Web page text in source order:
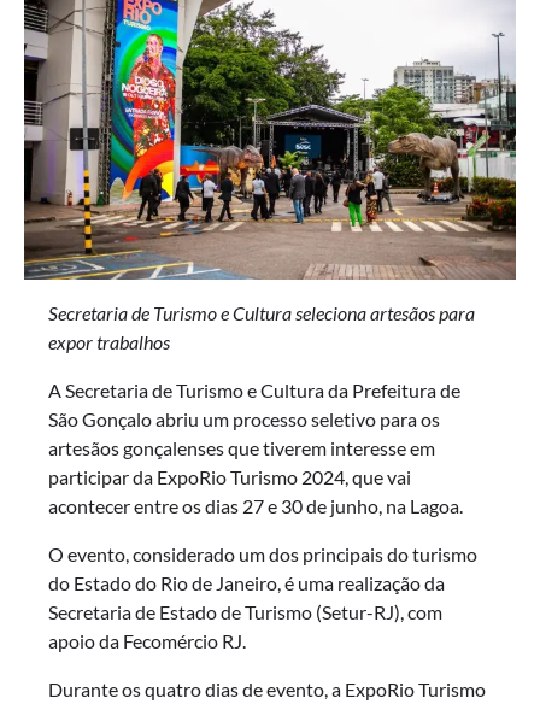
Secretaria de Turismo e Cultura seleciona artesãos para
expor trabalhos
A Secretaria de Turismo e Cultura da Prefeitura de
São Gonçalo abriu um processo seletivo para os
artesãos gonçalenses que tiverem interesse em
participar da ExpoRio Turismo 2024, que vai
acontecer entre os dias 27 e 30 de junho, na Lagoa.
O evento, considerado um dos principais do turismo
do Estado do Rio de Janeiro, é uma realização da
Secretaria de Estado de Turismo (Setur-RJ), com
apoio da Fecomércio RJ.
Durante os quatro dias de evento, a ExpoRio Turismo